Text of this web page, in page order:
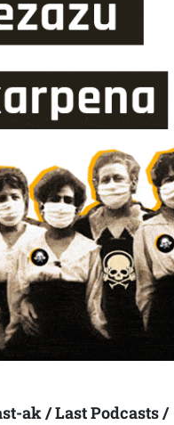
ak / Last Podcasts /